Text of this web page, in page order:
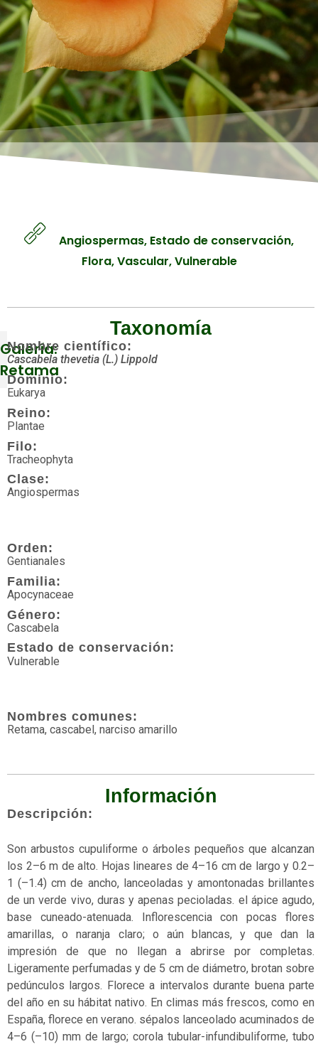
Líquenes
Manglares
Matorrales
Páramos
Sabanas
Selvas y Bosques
Tepuyes
Contacto
Iniciar sesión
Registro
Angiospermas, Estado de conservación,
Flora,Vascular,Vulnerable
Galería:
Retama
Más
visitados
Acuáticos
Agua
Algas
Amenazada
Anfibios
Angiospermas
Aves
Casi
amenazado
Datos
Dunas
En
peligro
En
peligro
Estado
de
conservación
Taxonomía
Nombre científico:
Cascabela thevetia (L.) Lippold
Dominio:
Eukarya
Reino:
Plantae
Filo:
Tracheophyta
Clase:
Angiospermas
Orden:
Gentianales
Familia:
Apocynaceae
Género:
Cascabela
Estado de conservación:
Vulnerable
Nombres comunes:
Retama, cascabel, narciso amarillo
Información
Descripción:
Son arbustos cupuliforme o árboles pequeños que alcanzan
los 2–6 m de alto. Hojas lineares de 4–16 cm de largo y 0.2–
1 (–1.4) cm de ancho, lanceoladas y amontonadas brillantes
de un verde vivo, duras y apenas pecioladas. el ápice agudo,
base cuneado-atenuada. Inflorescencia con pocas flores
amarillas, o naranja claro; o aún blancas, y que dan la
impresión de que no llegan a abrirse por completas.
Ligeramente perfumadas y de 5 cm de diámetro, brotan sobre
pedúnculos largos. Florece a intervalos durante buena parte
del año en su hábitat nativo. En climas más frescos, como en
España, florece en verano. sépalos lanceolado acuminados de
4–6 (–10) mm de largo; corola tubular-infundibuliforme, tubo